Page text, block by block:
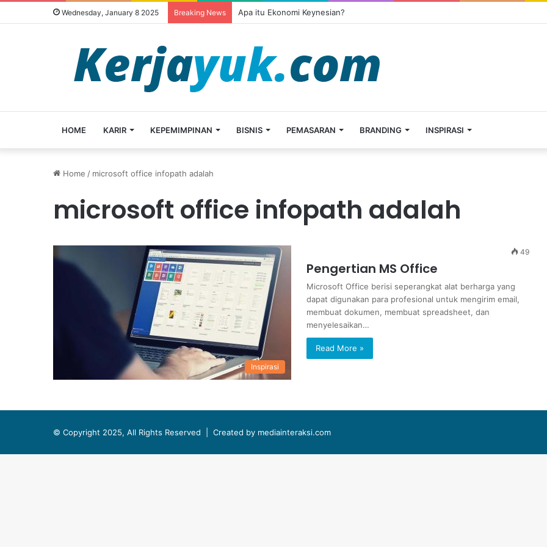
Wednesday, January 8 2025 Breaking News Apa itu Ekonomi Keynesian?
HOME KARIR KEPEMIMPINAN BISNIS PEMASARAN BRANDING INSPIRASI
Home / microsoft office infopath adalah
microsoft office infopath adalah
Inspirasi
49
Pengertian MS Office
Microsoft Office berisi seperangkat alat berharga yang
dapat digunakan para profesional untuk mengirim email,
membuat dokumen, membuat spreadsheet, dan
menyelesaikan…
Read More »
© Copyright 2025, All Rights Reserved | Created by mediainteraksi.com